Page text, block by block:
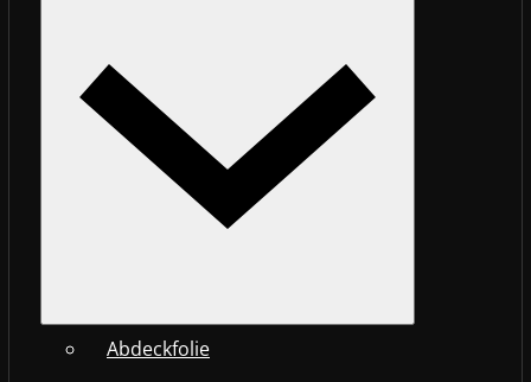
Abdeckfolie